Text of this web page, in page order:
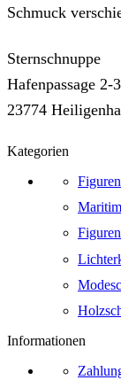
Schmuck
Sternschnuppe
Hafenpassage 2-3
23774
Kategorien
Informationen